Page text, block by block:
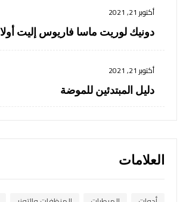
أكتوبر 21, 2021
دونيك لوريت ماسا فاريوس إليت
أكتوبر 21, 2021
دليل المبتدئين للموضة
العلامات